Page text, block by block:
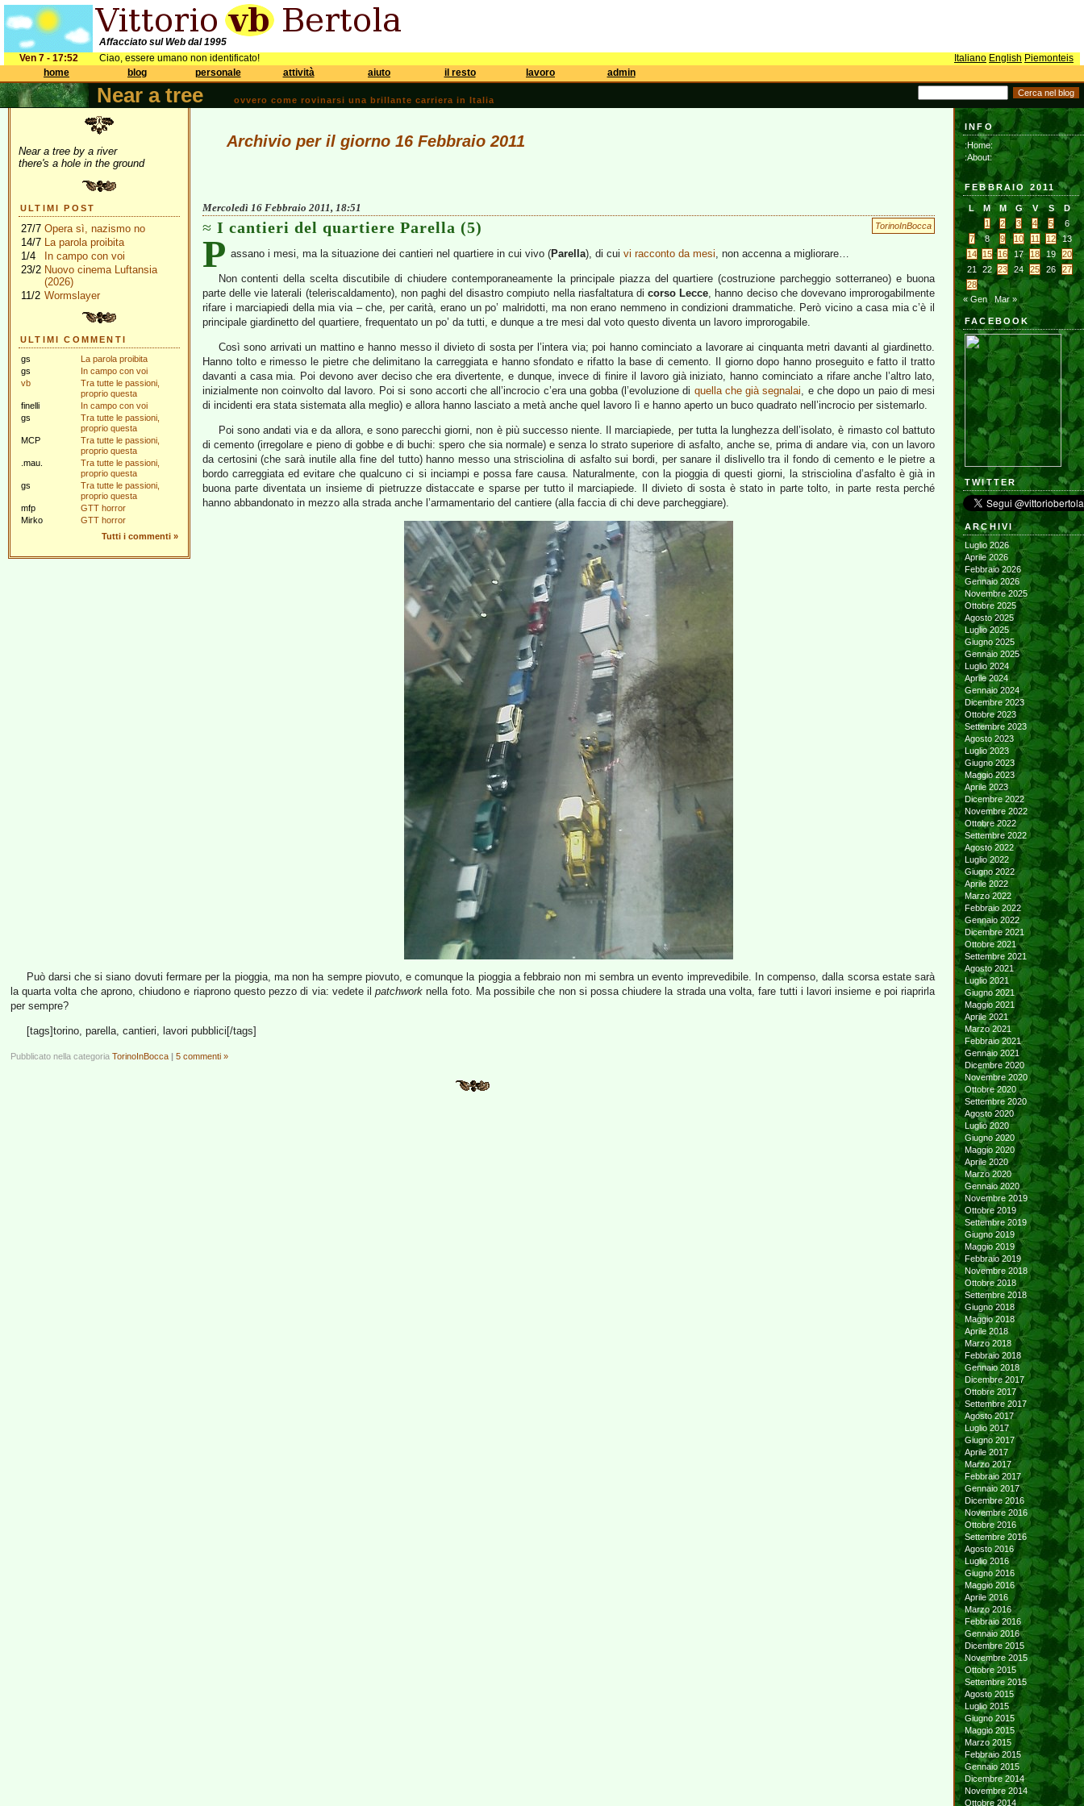
Affacciato sul Web dal 1995
Ven 7 - 17:52
Ciao, essere umano non identificato! Italiano English Piemonteis
home
blog personale attività aiuto il resto lavoro admin
Near a tree ovvero come rovinarsi una brillante carriera in Italia
Near a tree by a river
there's a hole in the ground
ULTIMI POST
27/7 Opera sì, nazismo no
14/7 La parola proibita
1/4
In campo con voi
23/2 Nuovo cinema Luftansia
(2026)
11/2 Wormslayer
ULTIMI COMMENTI
gs
La parola proibita
gs
In campo con voi
vb
Tra tutte le passioni,
proprio questa
finelli
In campo con voi
gs
Tra tutte le passioni,
proprio questa
MCP
Tra tutte le passioni,
proprio questa
.mau.
Tra tutte le passioni,
proprio questa
gs
Tra tutte le passioni,
proprio questa
mfp
GTT horror
Mirko
GTT horror
Tutti i commenti »
Archivio per il giorno 16 Febbraio 2011
Mercoledì 16 Febbraio 2011, 18:51
TorinoInBocca
I cantieri del quartiere Parella (5)
P assano i mesi, ma la situazione dei cantieri nel quartiere in cui vivo (Parella), di cui vi racconto da mesi, non accenna a migliorare…
Non contenti della scelta discutibile di chiudere contemporaneamente la principale piazza del quartiere (costruzione parcheggio sotterraneo) e buona
parte delle vie laterali (teleriscaldamento), non paghi del disastro compiuto nella riasfaltatura dicorso Lecce, hanno deciso che dovevano improrogabilmente
rifare i marciapiedi della mia via – che, per carità, erano un po’ malridotti, ma non erano nemmeno in condizioni drammatiche. Però vicino a casa mia c’è il
principale giardinetto del quartiere, frequentato un po’ da tutti, e dunque a tre mesi dal voto questo diventa un lavoro improrogabile.
Così sono arrivati un mattino e hanno messo il divieto di sosta per l’intera via; poi hanno cominciato a lavorare ai cinquanta metri davanti al giardinetto.
Hanno tolto e rimesso le pietre che delimitano la carreggiata e hanno sfondato e rifatto la base di cemento. Il giorno dopo hanno proseguito e fatto il tratto
davanti a casa mia. Poi devono aver deciso che era divertente, e dunque, invece di finire il lavoro già iniziato, hanno cominciato a rifare anche l’altro lato,
inizialmente non coinvolto dal lavoro. Poi si sono accorti che all’incrocio c’era una gobba (l’evoluzione di quella che già segnalai, e che dopo un paio di mesi
di incidenti era stata sistemata alla meglio) e allora hanno lasciato a metà anche quel lavoro lì e hanno aperto un buco quadrato nell’incrocio per sistemarlo.
Poi sono andati via e da allora, e sono parecchi giorni, non è più successo niente. Il marciapiede, per tutta la lunghezza dell’isolato, è rimasto col battuto
di cemento (irregolare e pieno di gobbe e di buchi: spero che sia normale) e senza lo strato superiore di asfalto, anche se, prima di andare via, con un lavoro
da certosini (che sarà inutile alla fine del tutto) hanno messo una strisciolina di asfalto sui bordi, per sanare il dislivello tra il fondo di cemento e le pietre a
bordo carreggiata ed evitare che qualcuno ci si inciampi e possa fare causa. Naturalmente, con la pioggia di questi giorni, la strisciolina d’asfalto è già in
buona parte diventata un insieme di pietruzze distaccate e sparse per tutto il marciapiede. Il divieto di sosta è stato in parte tolto, in parte resta perché
hanno abbandonato in mezzo alla strada anche l’armamentario del cantiere (alla faccia di chi deve parcheggiare).
Può darsi che si siano dovuti fermare per la pioggia, ma non ha sempre piovuto, e comunque la pioggia a febbraio non mi sembra un evento imprevedibile. In compenso, dalla scorsa estate sarà
la quarta volta che aprono, chiudono e riaprono questo pezzo di via: vedete ilpatchwork nella foto. Ma possibile che non si possa chiudere la strada una volta, fare tutti i lavori insieme e poi riaprirla
per sempre?
[tags]torino, parella, cantieri, lavori pubblici[/tags]
Pubblicato nella categoria TorinoInBocca | 5 commenti »
INFO
:Home:
:About:
FEBBRAIO 2011
L M M G V S
D
1
2 3 4 5
6
7
8 9 10 11 12
13
14
15 16 17 18 19
20
21
22 23 24 25 26
27
28
« Gen
Mar »
FACEBOOK
TWITTER
ARCHIVI
Luglio 2026
Aprile 2026
Febbraio 2026
Gennaio 2026
Novembre 2025
Ottobre 2025
Agosto 2025
Luglio 2025
Giugno 2025
Gennaio 2025
Luglio 2024
Aprile 2024
Gennaio 2024
Dicembre 2023
Ottobre 2023
Settembre 2023
Agosto 2023
Luglio 2023
Giugno 2023
Maggio 2023
Aprile 2023
Dicembre 2022
Novembre 2022
Ottobre 2022
Settembre 2022
Agosto 2022
Luglio 2022
Giugno 2022
Aprile 2022
Marzo 2022
Febbraio 2022
Gennaio 2022
Dicembre 2021
Ottobre 2021
Settembre 2021
Agosto 2021
Luglio 2021
Giugno 2021
Maggio 2021
Aprile 2021
Marzo 2021
Febbraio 2021
Gennaio 2021
Dicembre 2020
Novembre 2020
Ottobre 2020
Settembre 2020
Agosto 2020
Luglio 2020
Giugno 2020
Maggio 2020
Aprile 2020
Marzo 2020
Gennaio 2020
Novembre 2019
Ottobre 2019
Settembre 2019
Giugno 2019
Maggio 2019
Febbraio 2019
Novembre 2018
Ottobre 2018
Settembre 2018
Giugno 2018
Maggio 2018
Aprile 2018
Marzo 2018
Febbraio 2018
Gennaio 2018
Dicembre 2017
Ottobre 2017
Settembre 2017
Agosto 2017
Luglio 2017
Giugno 2017
Aprile 2017
Marzo 2017
Febbraio 2017
Gennaio 2017
Dicembre 2016
Novembre 2016
Ottobre 2016
Settembre 2016
Agosto 2016
Luglio 2016
Giugno 2016
Maggio 2016
Aprile 2016
Marzo 2016
Febbraio 2016
Gennaio 2016
Dicembre 2015
Novembre 2015
Ottobre 2015
Settembre 2015
Agosto 2015
Luglio 2015
Giugno 2015
Maggio 2015
Marzo 2015
Febbraio 2015
Gennaio 2015
Dicembre 2014
Novembre 2014
Ottobre 2014